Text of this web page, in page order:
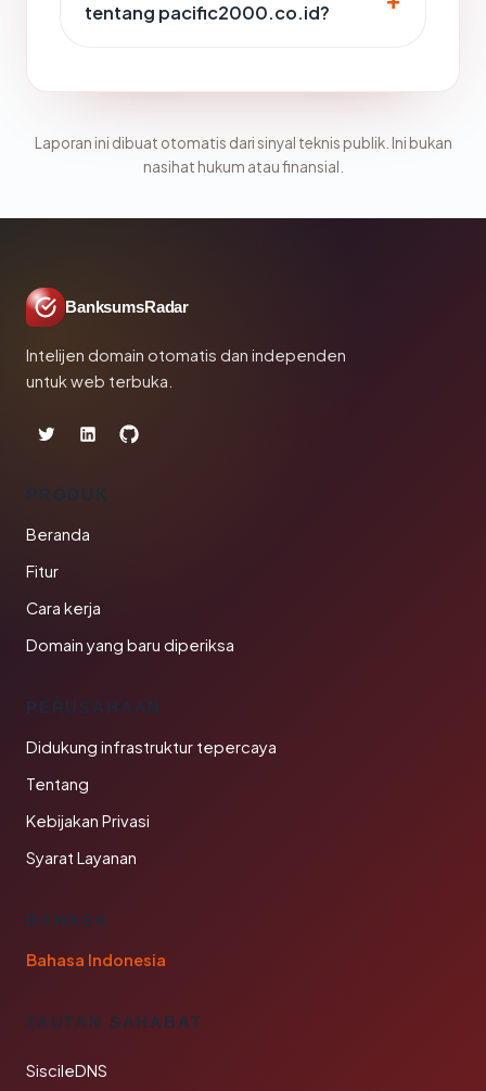
tentang pacific2000.co.id?
Laporan ini dibuat otomatis dari sinyal teknis publik. Ini bukan
nasihat hukum atau finansial.
BanksumsRadar
Intelijen domain otomatis dan independen
untuk web terbuka.
PRODUK
Beranda
Fitur
Cara kerja
Domain yang baru diperiksa
PERUSAHAAN
Didukung infrastruktur tepercaya
Tentang
Kebijakan Privasi
Syarat Layanan
BAHASA
Bahasa Indonesia
TAUTAN SAHABAT
SiscileDNS